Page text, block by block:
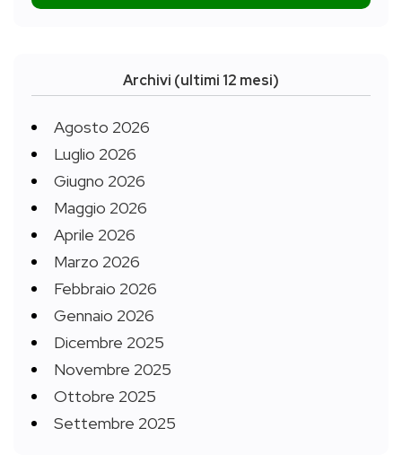
Archivi (ultimi 12 mesi)
Agosto 2026
Luglio 2026
Giugno 2026
Maggio 2026
Aprile 2026
Marzo 2026
Febbraio 2026
Gennaio 2026
Dicembre 2025
Novembre 2025
Ottobre 2025
Settembre 2025